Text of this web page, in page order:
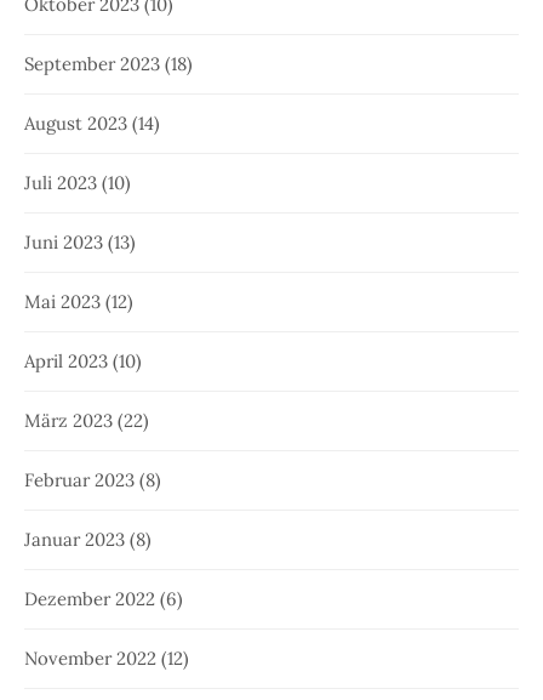
September 2023 (18)
August 2023 (14)
Juli 2023 (10)
Juni 2023 (13)
Mai 2023 (12)
April 2023 (10)
März 2023 (22)
Februar 2023 (8)
Januar 2023 (8)
Dezember 2022 (6)
November 2022 (12)